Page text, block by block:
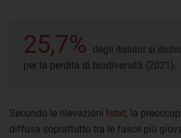
25,7%
degli italiani si
per la perdita di biodiversità (2021).
Secondo le rilevazioni Istat, la
diffusa soprattutto tra le fasce più